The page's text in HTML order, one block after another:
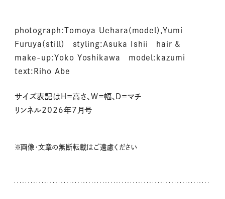
photograph:Tomoya Uehara(model),Yumi
Furuya(still) styling:Asuka Ishii hair &
make-up:Yoko Yoshikawa model:kazumi
text:Riho Abe
サイズ表記はH＝高さ、W＝幅、D＝マチ
リンネル2026年7月号
※画像・文章の無断転載はご遠慮ください